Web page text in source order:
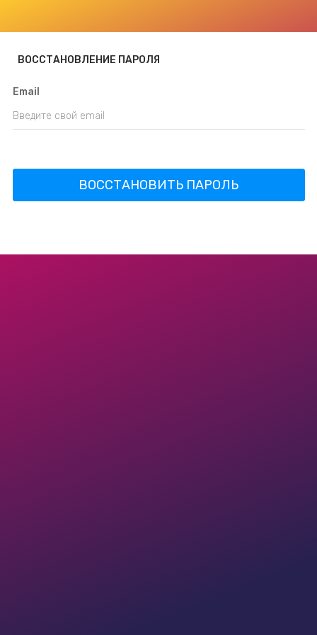
ВОССТАНОВЛЕНИЕ ПАРОЛЯ
Email
ВОССТАНОВИТЬ ПАРОЛЬ